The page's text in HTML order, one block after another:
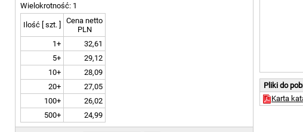
Pliki do
Karta
Wielokrotność: 1
Ilość [ szt. ]
Cena netto
PLN
1+
32,61
5+
29,12
10+
28,09
20+
27,05
100+
26,02
500+
24,99